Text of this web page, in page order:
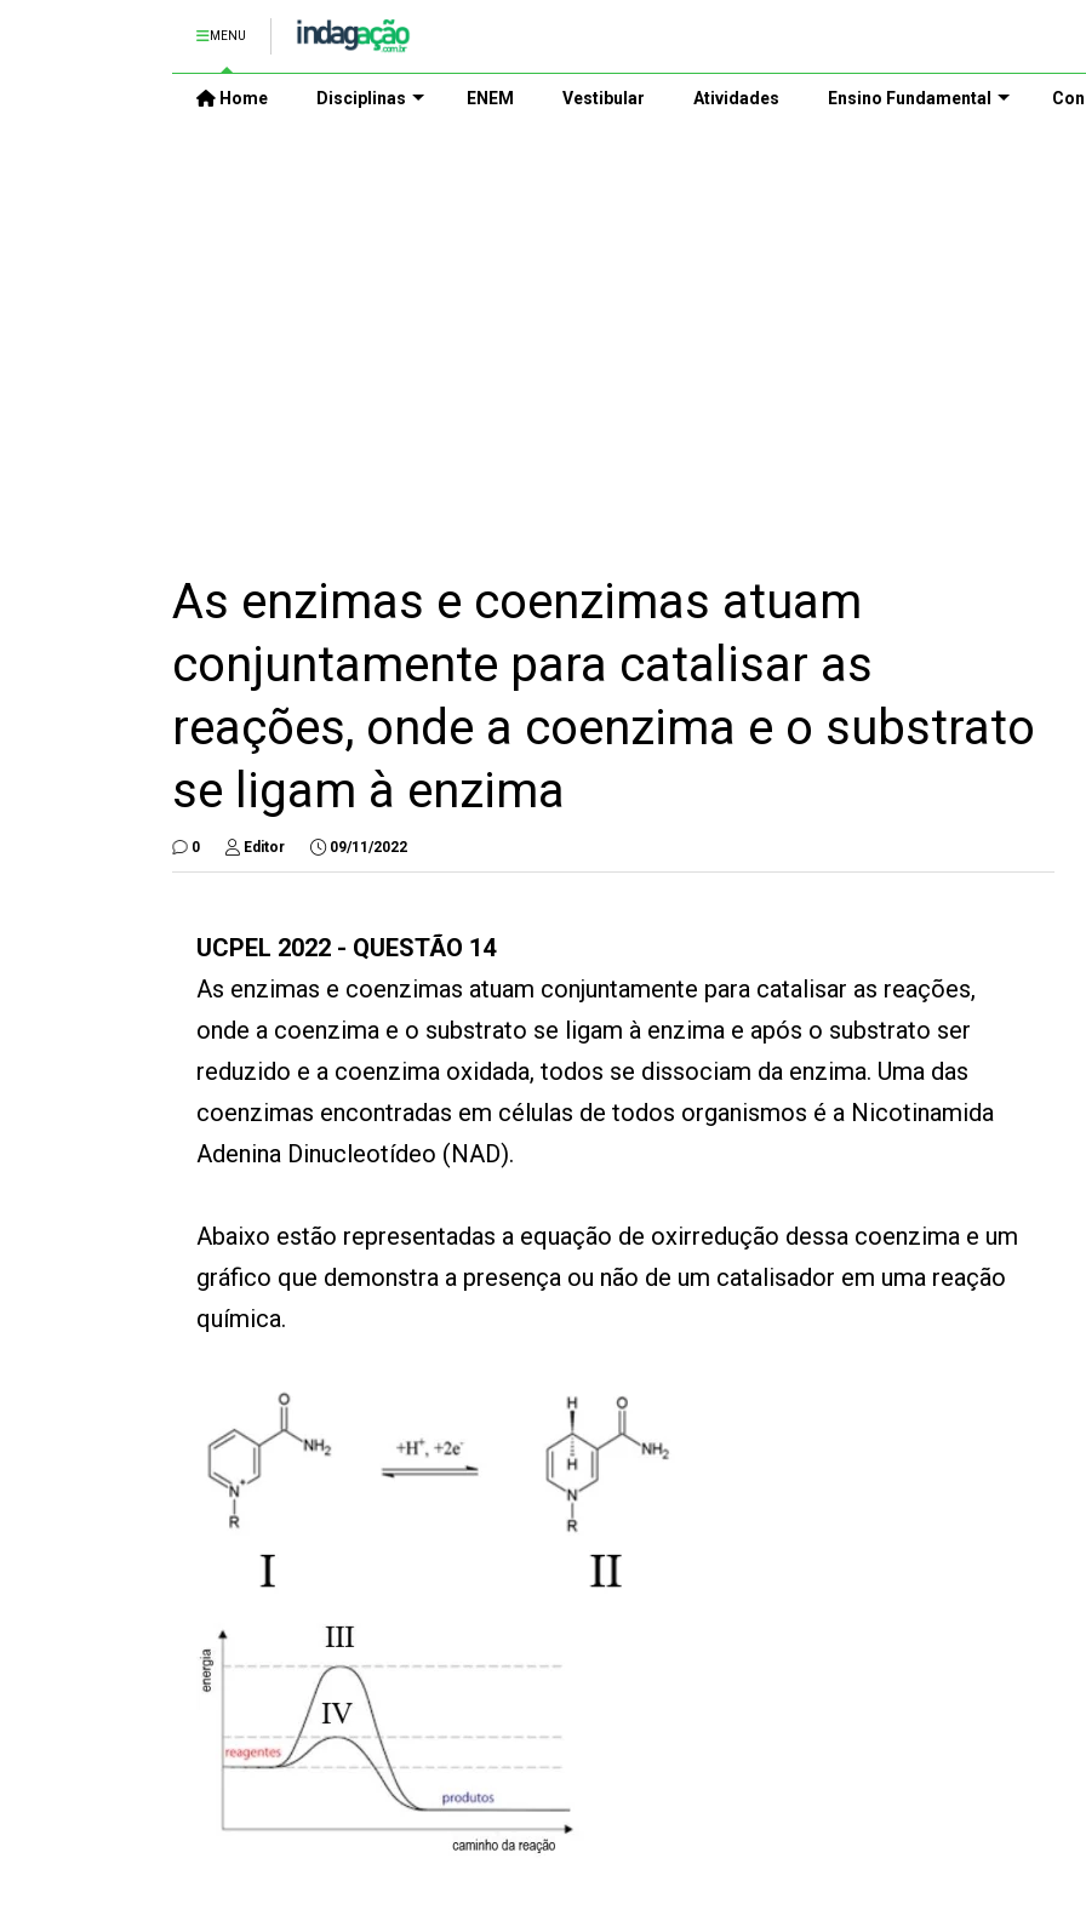
MENU
Home Disciplinas ENEM Vestibular Atividades Ensino Fundamental
As enzimas e coenzimas atuam
conjuntamente para catalisar as
reações, onde a coenzima e o substrato
se ligam à enzima
0 Editor 09/11/2022
UCPEL 2022 - QUESTÃO 14
As enzimas e coenzimas atuam conjuntamente para catalisar as reações,
onde a coenzima e o substrato se ligam à enzima e após o substrato ser
reduzido e a coenzima oxidada, todos se dissociam da enzima. Uma das
coenzimas encontradas em células de todos organismos é a Nicotinamida
Adenina Dinucleotídeo (NAD).
Abaixo estão representadas a equação de oxirredução dessa coenzima e um
gráfico que demonstra a presença ou não de um catalisador em uma reação
química.